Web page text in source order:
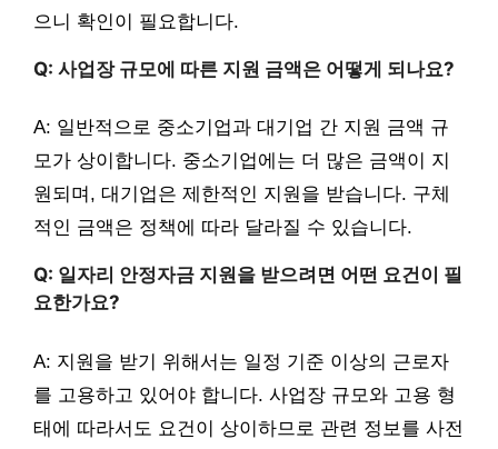
으니 확인이 필요합니다.
Q: 사업장 규모에 따른 지원 금액은 어떻게 되나요?
A: 일반적으로 중소기업과 대기업 간 지원 금액 규
모가 상이합니다. 중소기업에는 더 많은 금액이 지
원되며, 대기업은 제한적인 지원을 받습니다. 구체
적인 금액은 정책에 따라 달라질 수 있습니다.
Q: 일자리 안정자금 지원을 받으려면 어떤 요건이 필
요한가요?
A: 지원을 받기 위해서는 일정 기준 이상의 근로자
를 고용하고 있어야 합니다. 사업장 규모와 고용 형
태에 따라서도 요건이 상이하므로 관련 정보를 사전